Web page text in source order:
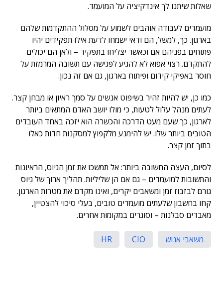
שאלות שיתנו לך אינדקיציה על המועמד.
מועמדים לעבודה אוהבים לשמוע על מסלול ההתקדמות שלהם
בארגון. כך, למשל, הם ודאי ישמחו לדעת אילו תפקידים יהיו
פתוחים בפניהם אם וכאשר יצליחו בתפקיד – ולאן הם יכולים
להתקדם. רצוי אפוא לא להגיע לפגישה עם תשובה המרמזת על
חוסר באפיקי קידום ופיתוח בארגון, גם אם זה נכון.
כמו כן, יש להיות זהיר בשיפוט אנשים על סמך ראיון או מבחן קצר.
לעתים מנהל עלול לטעות, כי מולו יושב האדם המתאים ביותר
לארגון, כך שעם מעט הדרכה והכשרה הוא יזכה באחד העובדים
הטובים ביותר שלו. יש להימנע מלקפוץ למסקנות חדות כאלו
בתוך זמן קצר.
לסיום, העצה החשובה ביותר: אל תמשכו את זמן הגיוס, הראיונות
והתשובות למועמדים – גם אם הן שליליות. תהליך ארוך של גיוס
גורם לבזבוז זמן ומשאבים יקרים, ואינו מקדם את מטרות הארגון.
קחו בחשבון שלעתים מועמדים טובים, בעלי סיכוי להצטיין,
מאבדים סבלנות – וסוגרים במקומות אחרים.
משאבי אנוש CIO
HR